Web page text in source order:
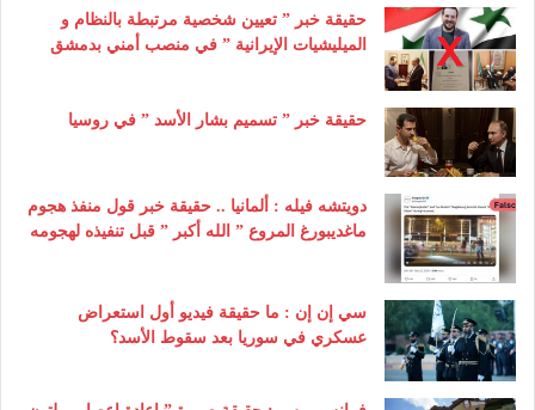
حقيقة خبر ” تعيين شخصية مرتبطة بالنظام و
الميليشيات الإيرانية ” في منصب أمني بدمشق
حقيقة خبر ” تسميم بشار الأسد ” في روسيا
دويتشه فيله : ألمانيا .. حقيقة خبر قول منفذ هجوم
ماغديبورغ المروع ” الله أكبر ” قبل تنفيذه لهجومه
سي إن إن : ما حقيقة فيديو أول استعراض
عسكري في سوريا بعد سقوط الأسد؟